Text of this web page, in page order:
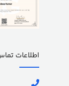
اطلاعات